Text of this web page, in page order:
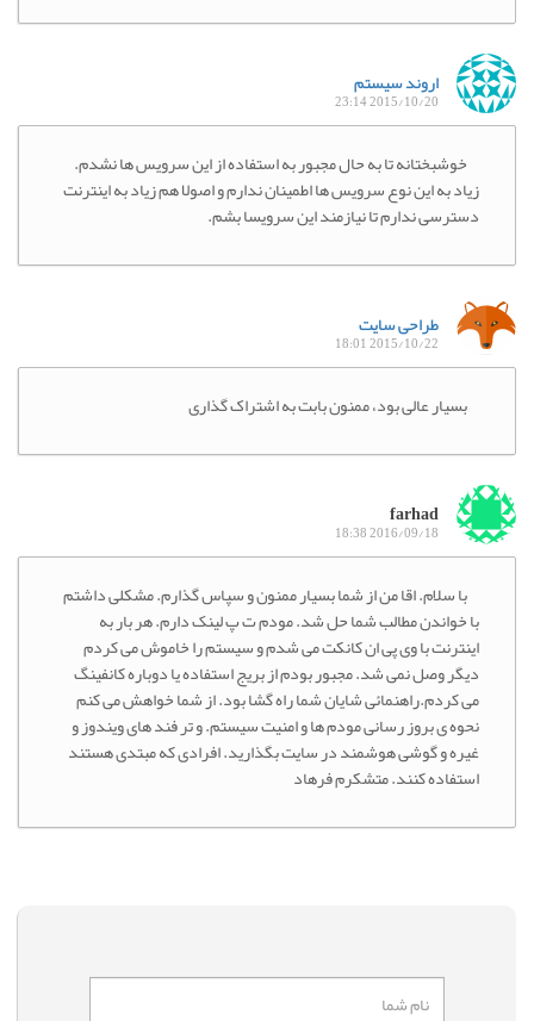
اروند سیستم
2015/10/20 23:14
خوشبختانه تا به حال مجبور به استفاده از این سرویس ها نشدم.
زیاد به این نوع سرویس ها اطمینان ندارم و اصولا هم زیاد به اینترنت
دسترسی ندارم تا نیازمند این سرویسا بشم.
طراحی سایت
2015/10/22 18:01
بسیار عالی بود، ممنون بابت به اشتراک گذاری
farhad
2016/09/18 18:38
با سلام. اقا من از شما بسیار ممنون و سپاس گذارم. مشکلی داشتم
با خواندن مطالب شما حل شد. مودم ت پ لینک دارم. هر بار به
اینترنت با وی پی ان کانکت می شدم و سیستم را خاموش می کردم
دیگر وصل نمی شد. مجبور بودم از بریج استفاده یا دوباره کانفینگ
می کردم.راهنمائی شایان شما راه گشا بود. از شما خواهش می کنم
نحوه ی بروز رسانی مودم ها و امنیت سیستم. و تر فند های ویندوز و
غیره و گوشی هوشمند در سایت بگذارید. افرادی که مبتدی هستند
استفاده کنند. متشکرم فرهاد